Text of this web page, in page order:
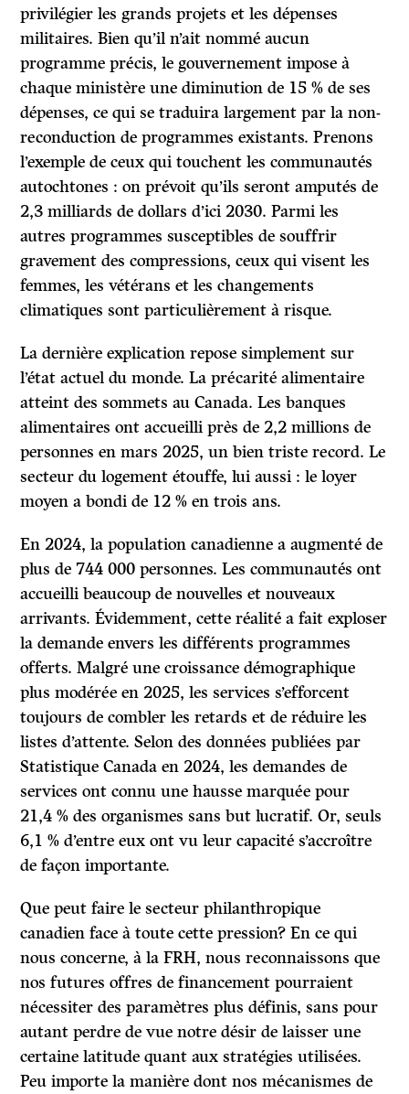
privilégier les grands projets et les dépenses
militaires. Bien qu’il n’ait nommé aucun
programme précis, le gouvernement impose à
chaque ministère une diminution de 15 % de ses
dépenses, ce qui se traduira largement par la non-
reconduction de programmes existants. Prenons
l’exemple de ceux qui touchent les communautés
autochtones : on prévoit qu’ils seront amputés de
2,3 milliards de dollars d’ici 2030. Parmi les
autres programmes susceptibles de souffrir
gravement des compressions, ceux qui visent les
femmes, les vétérans et les changements
climatiques sont particulièrement à risque.
La dernière explication repose simplement sur
l’état actuel du monde. La précarité alimentaire
atteint des sommets au Canada. Les banques
alimentaires ont accueilli près de 2,2 millions de
personnes en mars 2025, un bien triste record. Le
secteur du logement étouffe, lui aussi : le loyer
moyen a bondi de 12 % en trois ans.
En 2024, la population canadienne a augmenté de
plus de 744 000 personnes. Les communautés ont
accueilli beaucoup de nouvelles et nouveaux
arrivants. Évidemment, cette réalité a fait exploser
la demande envers les différents programmes
offerts. Malgré une croissance démographique
plus modérée en 2025, les services s’efforcent
toujours de combler les retards et de réduire les
listes d’attente. Selon des données publiées par
Statistique Canada en 2024, les demandes de
services ont connu une hausse marquée pour
21,4 % des organismes sans but lucratif. Or, seuls
6,1 % d’entre eux ont vu leur capacité s’accroître
de façon importante.
Que peut faire le secteur philanthropique
canadien face à toute cette pression? En ce qui
nous concerne, à la FRH, nous reconnaissons que
nos futures offres de financement pourraient
nécessiter des paramètres plus définis, sans pour
autant perdre de vue notre désir de laisser une
certaine latitude quant aux stratégies utilisées.
Peu importe la manière dont nos mécanismes de